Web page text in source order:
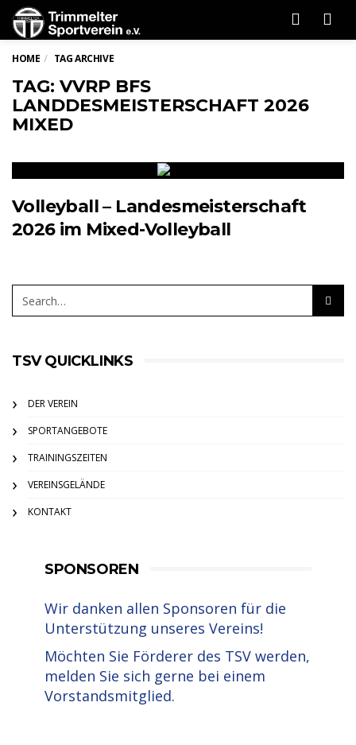
HOME TAG ARCHIVE
TAG: VVRP BFS
LANDDESMEISTERSCHAFT 2026
MIXED
Volleyball – Landesmeisterschaft
2026 im Mixed-Volleyball
TSV QUICKLINKS
DER VEREIN
SPORTANGEBOTE
TRAININGSZEITEN
VEREINSGELÄNDE
KONTAKT
SPONSOREN
Wir danken allen Sponsoren für die
Unterstützung unseres Vereins!
Möchten Sie Förderer des TSV werden,
melden Sie sich gerne bei einem
Vorstandsmitglied.